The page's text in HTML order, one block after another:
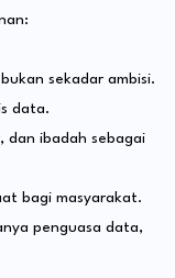
sekadar ambisi.
data.
dan ibadah sebagai
bagi masyarakat.
penguasa data,